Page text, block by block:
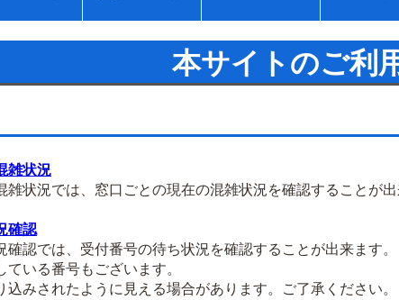
本サイトのご利
雑状況
状況では、窓口ごとの現在の混雑状況を確認することが出
確認
認では、受付番号の待ち状況を確認することが出来ます。
いる番号もございます。
みされたように見える場合があります。ご了承ください。